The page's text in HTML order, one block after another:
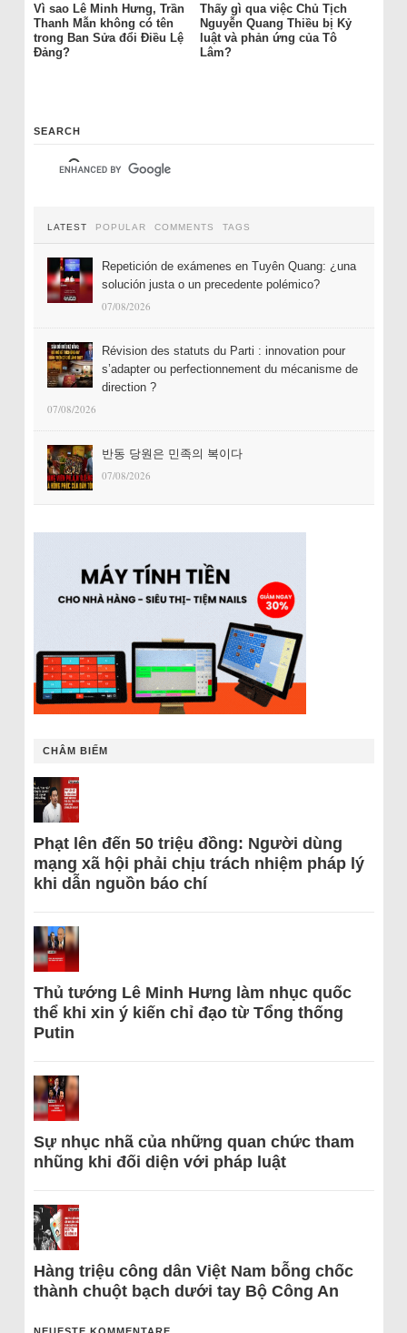
Vì sao Lê Minh Hưng, Trần
Thanh Mẫn không có tên
trong Ban Sửa đổi Điều Lệ
Đảng?
Thấy gì qua việc Chủ Tịch
Nguyễn Quang Thiều bị Kỷ
luật và phản ứng của Tô
Lâm?
SEARCH
LATEST POPULAR COMMENTS TAGS
Repetición de exámenes en Tuyên Quang: ¿una
solución justa o un precedente polémico?
07/08/2026
Révision des statuts du Parti : innovation pour
s’adapter ou perfectionnement du mécanisme de
direction ?
07/08/2026
반동 당원은 민족의 복이다
07/08/2026
CHÂM BIẾM
Phạt lên đến 50 triệu đồng: Người dùng
mạng xã hội phải chịu trách nhiệm pháp lý
khi dẫn nguồn báo chí
Thủ tướng Lê Minh Hưng làm nhục quốc
thể khi xin ý kiến chỉ đạo từ Tổng thống
Putin
Sự nhục nhã của những quan chức tham
nhũng khi đối diện với pháp luật
Hàng triệu công dân Việt Nam bỗng chốc
thành chuột bạch dưới tay Bộ Công An